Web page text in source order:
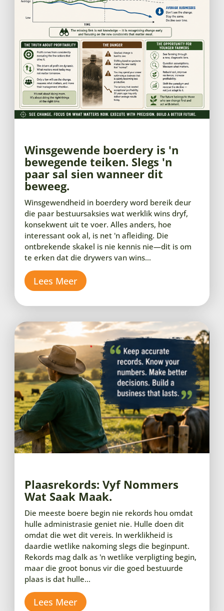
Winsgewende boerdery is 'n
bewegende teiken. Slegs 'n
paar sal sien wanneer dit
beweeg.
Winsgewendheid in boerdery word bereik deur
die paar bestuursaksies wat werklik wins dryf,
konsekwent uit te voer. Alles anders, hoe
interessant ook al, is net 'n afleiding. Die
ontbrekende skakel is nie kennis nie—dit is om
te erken dat die drywers van wins...
Lees Meer
Plaasrekords: Vyf Nommers
Wat Saak Maak.
Die meeste boere begin nie rekords hou omdat
hulle administrasie geniet nie. Hulle doen dit
omdat die wet dit vereis. In werklikheid is
daardie wetlike nakoming slegs die beginpunt.
Rekords mag dalk as 'n wetlike verpligting begin,
maar die groot bonus vir die goed bestuurde
plaas is dat hulle...
Lees Meer